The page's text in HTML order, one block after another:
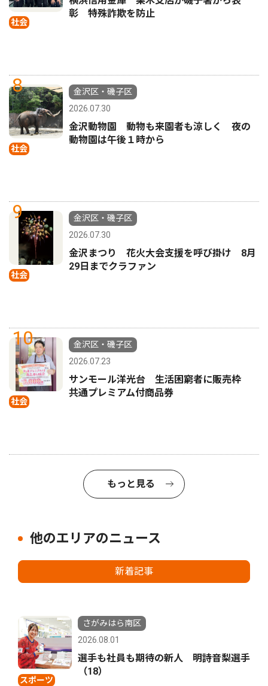
社会
彰 特殊詐欺を防止
8
社会
金沢区・磯子区
2026.07.30
金沢動物園 動物も来園者も涼しく 夜の
動物園は午後１時から
9
社会
金沢区・磯子区
2026.07.30
金沢まつり 花火大会支援を呼び掛け 8月
29日までクラファン
10
社会
金沢区・磯子区
2026.07.23
サンモール洋光台 生活困窮者に販売枠
共通プレミアム付商品券
もっと見る
他のエリアのニュース
新着記事
スポーツ
さがみはら南区
2026.08.01
選手も社員も期待の新人 明詩音梨選手
（18）